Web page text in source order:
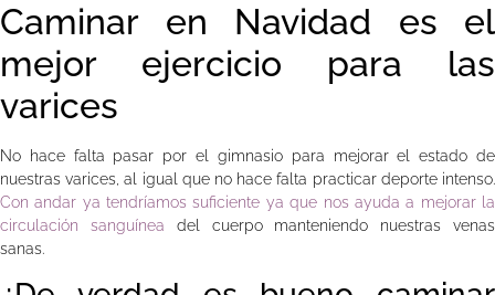
Caminar en Navidad es el
mejor ejercicio para las
varices
No hace falta pasar por el gimnasio para mejorar el estado de
nuestras varices, al igual que no hace falta practicar deporte intenso.
Con andar ya tendríamos suficiente ya que nos ayuda a mejorar la
circulación sanguínea del cuerpo manteniendo nuestras venas
sanas.